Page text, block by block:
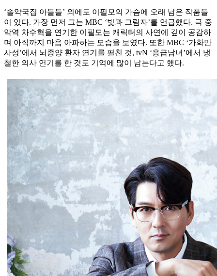
‘솔약국집 아들들’ 외에도 이필모의 가슴에 오래 남은 작품들
이 있다. 가장 먼저 그는 MBC ‘빛과 그림자’를 언급했다. 극 중
악역 차수혁을 연기한 이필모는 캐릭터의 사연에 깊이 공감하
며 아직까지 마음 아파하는 모습을 보였다. 또한 MBC ‘가화만
사성’에서 뇌종양 환자 연기를 펼친 것, tvN ‘응급남녀’에서 냉
철한 의사 연기를 한 것도 기억에 많이 남는다고 했다.